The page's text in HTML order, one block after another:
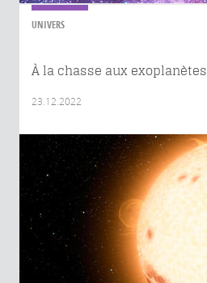
UNIVERS
À la chasse aux exoplanètes
23.12.2022